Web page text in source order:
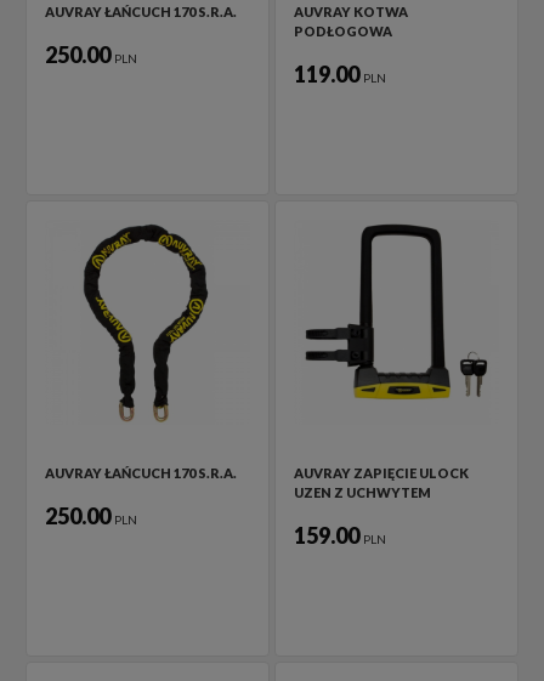
AUVRAY ŁAŃCUCH 170 S.R.A.
250.00 PLN
AUVRAY KOTWA
PODŁOGOWA
119.00 PLN
AUVRAY ŁAŃCUCH 170 S.R.A.
250.00 PLN
AUVRAY ZAPIĘCIE ULOCK
UZEN Z UCHWYTEM
159.00 PLN